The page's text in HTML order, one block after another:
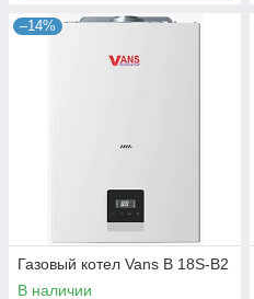
–14%
Газовый котел Vans B 18S-B2
В наличии